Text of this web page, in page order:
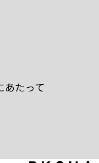
あたって